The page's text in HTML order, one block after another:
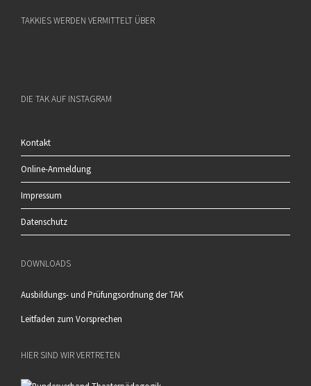
TAKKIES WERDEN VERMITTELT ÜBER
DIE TAK AUF INSTAGRAM
Kontakt
Online-Anmeldung
Impressum
Datenschutz
DOWNLOADS
Ausbildungs- und Prüfungsordnung der TAK
Leitfaden zum Vorsprechen
HIER SIND WIR VERTRETEN